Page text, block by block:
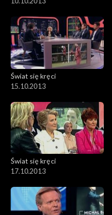
Świat się kręci
15.10.2013
Świat się kręci
17.10.2013